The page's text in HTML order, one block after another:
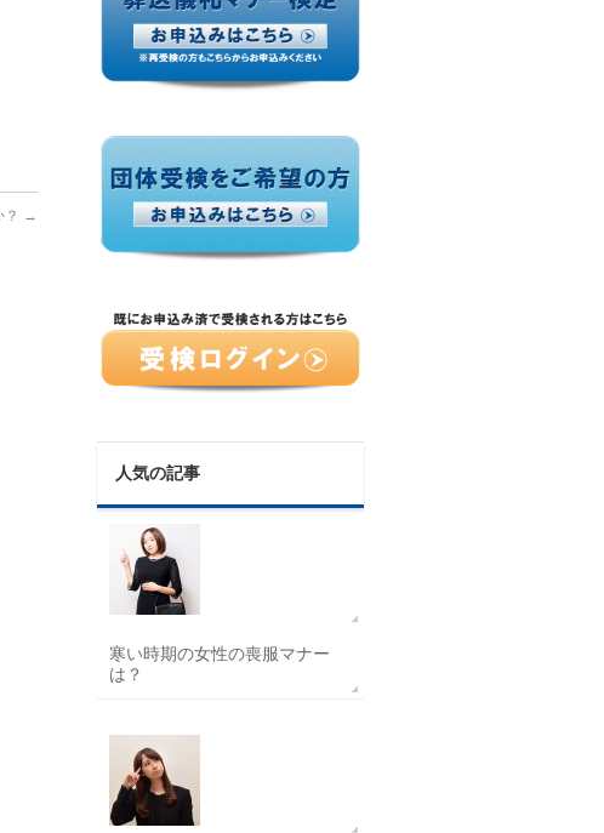
→
人気の記事
寒い時期の女性の喪服マナー
は？